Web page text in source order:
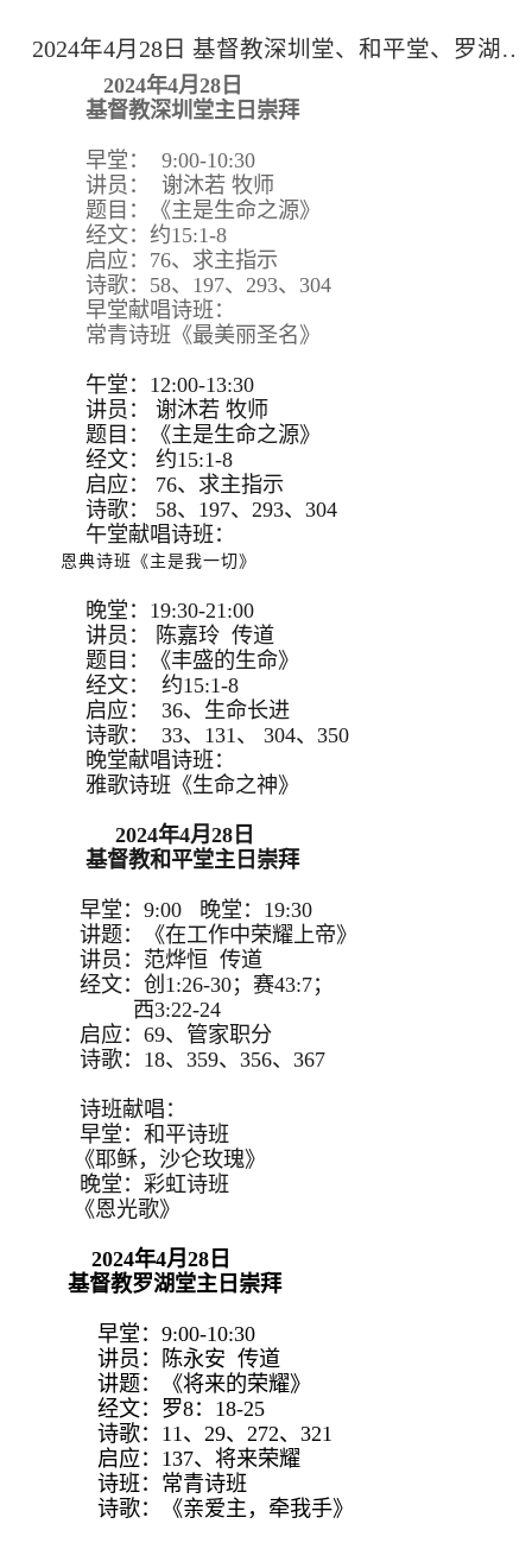
2024年4月28日 基督教深圳堂、和平堂、罗湖堂主日崇拜
2024年4月28日
基督教深圳堂主日崇拜
早堂： 9:00-10:30
讲员： 谢沐若 牧师
题目：《主是生命之源》
经文：约15:1-8
启应：76、求主指示
诗歌：58、197、293、304
早堂献唱诗班：
常青诗班《最美丽圣名》
午堂：12:00-13:30
讲员：
谢沐若 牧师
题目：
《主是生命之源》
经文：
约15:1-8
启应：
76、求主指示
诗歌：
58、197、293、 304
午堂献唱诗班：
恩典诗班《主是我一切》
晚堂：19:30-21:00
讲员： 陈嘉玲 传道
题目：《丰盛的生命》
经文： 约15:1-8
启应： 36、生命长进
诗歌： 33、131、 304、350
晚堂献唱诗班：
雅歌诗班《生命之神》
2024年4月28日
基督教和平堂主日崇拜
早堂：9:00 晚堂：19:30
讲题：《在工作中荣耀上帝》
讲员：范烨恒 传道
经文：创1:26-30；赛43:7；
西3:22-24
启应：69、管家职分
诗歌：18、359、356、367
诗班献唱：
早堂：和平诗班
《耶稣，沙仑玫瑰》
晚堂：彩虹诗班
《恩光歌》
2024年4月28日
基督教罗湖堂主日崇拜
早堂：9:00-10:30
讲员：陈永安 传道
讲题：《将来的荣耀》
经文：罗8：18-25
诗歌：11、29、272、321
启应：137、将来荣耀
诗班：常青诗班
诗歌：《亲爱主，牵我手》